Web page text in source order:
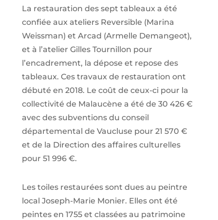
La restauration des sept tableaux a été
confiée aux ateliers Reversible (Marina
Weissman) et Arcad (Armelle Demangeot),
et à l’atelier Gilles Tournillon pour
l’encadrement, la dépose et repose des
tableaux. Ces travaux de restauration ont
débuté en 2018. Le coût de ceux-ci pour la
collectivité de Malaucène a été de 30 426 €
avec des subventions du conseil
départemental de Vaucluse pour 21 570 €
et de la Direction des affaires culturelles
pour 51 996 €.
Les toiles restaurées sont dues au peintre
local Joseph-Marie Monier. Elles ont été
peintes en 1755 et classées au patrimoine